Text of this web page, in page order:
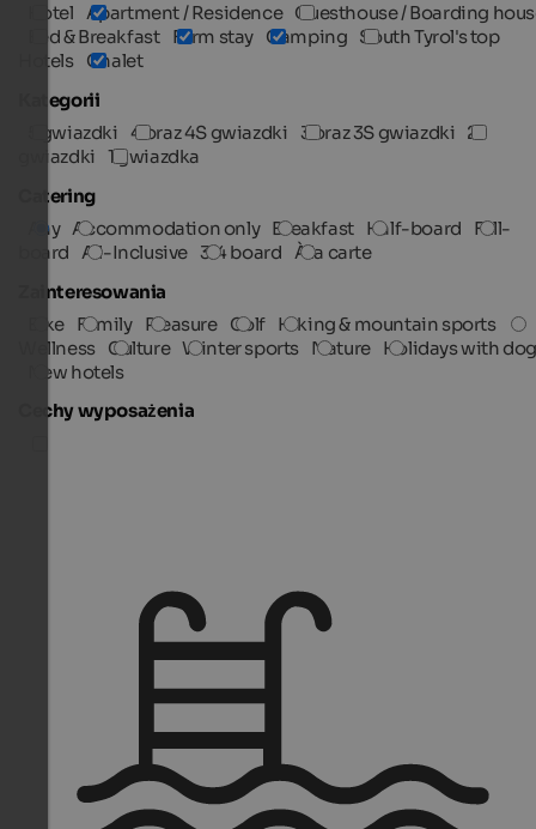
Hotel Apartment / Residence Guesthouse / Boarding
Bed & Breakfast Farm stay Camping South Tyrol's top
Hotels Chalet
Kategorii
5 gwiazdki 4 oraz 4S gwiazdki 3 oraz 3S gwiazdki 2
gwiazdki 1 gwiazdka
Catering
Any Accommodation only Breakfast Half-board
Full-
board All-Inclusive 3/4 board À la carte
Zainteresowania
Bike Family Pleasure Golf Hiking & mountain sports
Wellness Culture Winter sports Nature Holidays with
New hotels
Cechy wyposażenia